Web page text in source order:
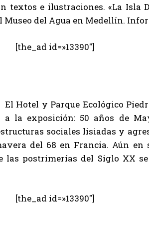
textos e ilustraciones. «La Isla
Museo del Agua en Medellín.
[the_ad id=»13390″]
El Hotel y Parque Ecológico
a la exposición: 50 años de
sociales lisiadas y
del 68 en Francia. Aún en
postrimerías del Siglo XX
[the_ad id=»13390″]